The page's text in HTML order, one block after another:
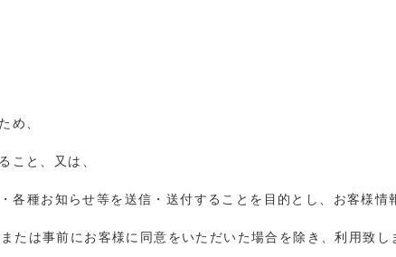
め、
こと、又は、
種お知らせ等を送信・送付することを目的とし、お客様情
たは事前にお客様に同意をいただいた場合を除き、利用致し